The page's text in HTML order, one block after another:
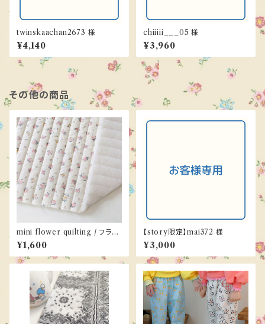
twinskaachan2673 様
¥4,140
chiiiii___05 様
¥3,960
その他の商品
mini flower quilting / フラワ
ー / キルティング
¥1,600
【story限定】mai372 様
¥3,000